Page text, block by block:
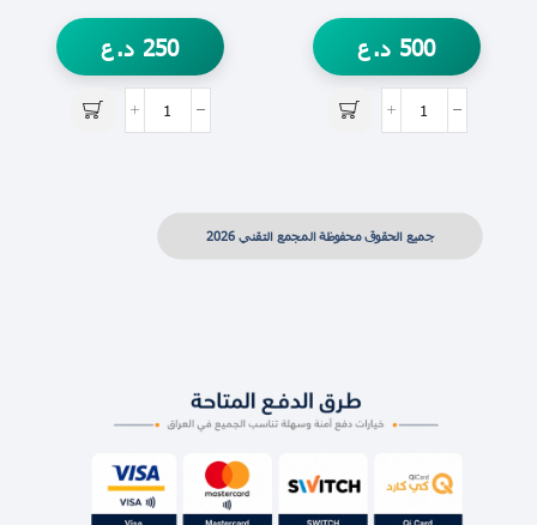
500 د.ع 250 د.ع
جميع الحقوق محفوظة المجمع التقني 2026